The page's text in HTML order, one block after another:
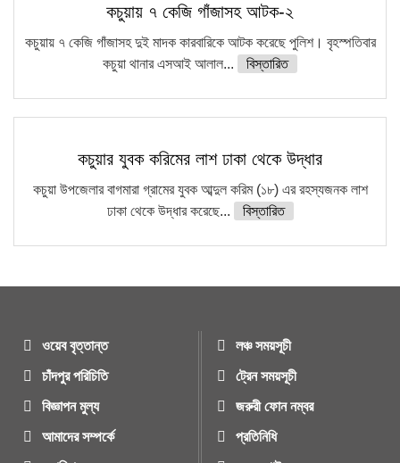
কচুয়ায় ৭ কেজি গাঁজাসহ আটক-২
কচুয়ায় ৭ কেজি গাঁজাসহ দুই মাদক কারবারিকে আটক করেছে পুলিশ। বৃহস্পতিবার
কচুয়া থানার এসআই আলাল...
বিস্তারিত
কচুয়ার যুবক করিমের লাশ ঢাকা থেকে উদ্ধার
কচুয়া উপজেলার বাগমারা গ্রামের যুবক আব্দুল করিম (১৮) এর রহস্যজনক লাশ
ঢাকা থেকে উদ্ধার করেছে...
বিস্তারিত
ওয়েব বৃত্তান্ত
চাঁদপুর পরিচিতি
বিজ্ঞাপন মুল্য
আমাদের সম্পর্কে
লঞ্চ সময়সূচী
ট্রেন সময়সূচী
জরুরী ফোন নম্বর
প্রতিনিধি